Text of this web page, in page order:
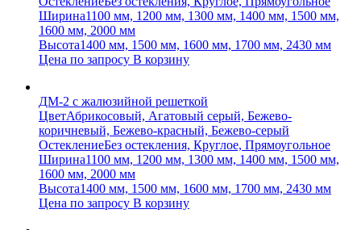
Ширина1100 мм, 1200 мм, 1300 мм, 1400 мм, 1500 мм,
1600 мм, 2000 мм
Высота1400 мм, 1500 мм, 1600 мм, 1700 мм, 2430 мм
Цена по запросу В корзину
ДМ-2 с жалюзийной решеткой
ЦветАбрикосовый, Агатовый серый, Бежево-
коричневый, Бежево-красный, Бежево-серый
ОстеклениеБез остекления, Круглое, Прямоугольное
Ширина1100 мм, 1200 мм, 1300 мм, 1400 мм, 1500 мм,
1600 мм, 2000 мм
Высота1400 мм, 1500 мм, 1600 мм, 1700 мм, 2430 мм
Цена по запросу В корзину